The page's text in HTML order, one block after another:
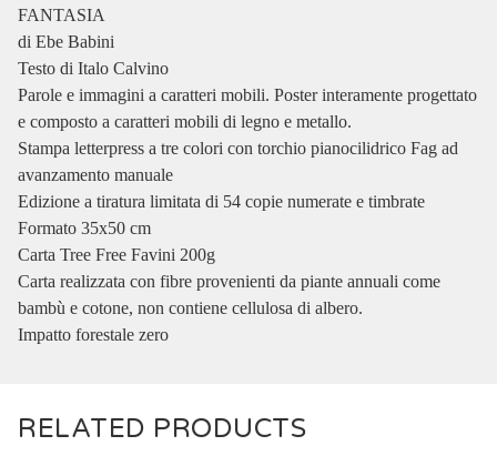
FANTASIA
di Ebe Babini
Testo di Italo Calvino
Parole e immagini a caratteri mobili. Poster interamente progettato
e composto a caratteri mobili di legno e metallo.
Stampa letterpress a tre colori con torchio pianocilidrico Fag ad
avanzamento manuale
Edizione a tiratura limitata di 54 copie numerate e timbrate
Formato 35x50 cm
Carta Tree Free Favini 200g
Carta realizzata con fibre provenienti da piante annuali come
bambù e cotone, non contiene cellulosa di albero.
Impatto forestale zero
RELATED PRODUCTS